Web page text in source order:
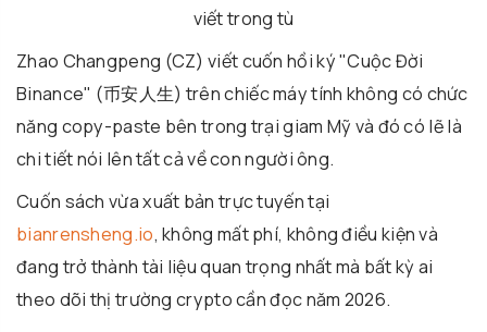
viết trong tù
Zhao Changpeng (CZ) viết cuốn hồi ký "Cuộc Đời
Binance" (币安人生) trên chiếc máy tính không có chức
năng copy-paste bên trong trại giam Mỹ và đó có lẽ là
chi tiết nói lên tất cả về con người ông.
Cuốn sách vừa xuất bản trực tuyến tại
bianrensheng.io, không mất phí, không điều kiện và
đang trở thành tài liệu quan trọng nhất mà bất kỳ ai
theo dõi thị trường crypto cần đọc năm 2026.